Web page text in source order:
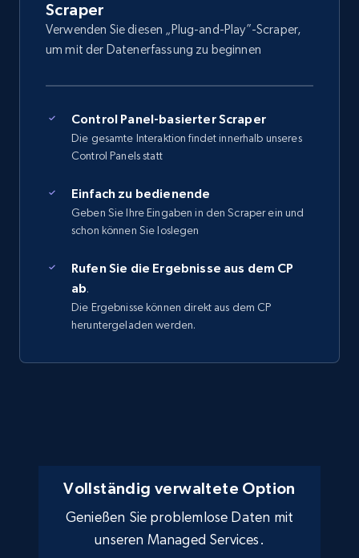
Scraper
Verwenden Sie diesen „Plug-and-Play”-Scraper,
um mit der Datenerfassung zu beginnen
Control Panel-basierter Scraper
Die gesamte Interaktion findet innerhalb unseres
Control Panels statt
Einfach zu bedienende
Geben Sie Ihre Eingaben in den Scraper ein und
schon können Sie loslegen
Rufen Sie die Ergebnisse aus dem CP
ab.
Die Ergebnisse können direkt aus dem CP
heruntergeladen werden.
Vollständig verwaltete Option
Genießen Sie problemlose Daten mit
unseren Managed Services.